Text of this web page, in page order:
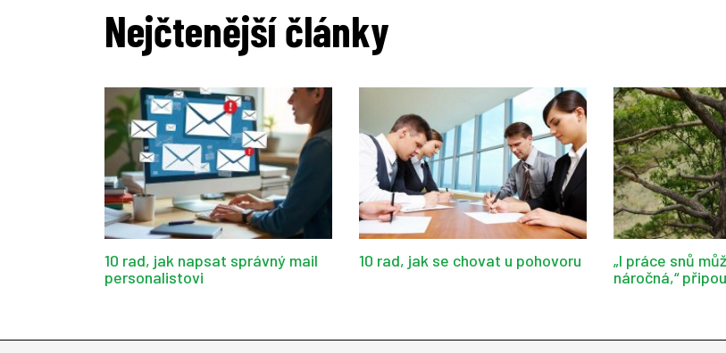
Nejčtenější články
10 rad, jak napsat správný mail
personalistovi
10 rad, jak se chovat u pohovoru
„I práce snů
náročná,“